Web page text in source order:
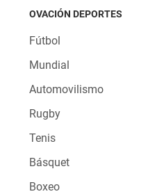
OVACIÓN DEPORTES
Fútbol
Mundial
Automovilismo
Rugby
Tenis
Básquet
Boxeo